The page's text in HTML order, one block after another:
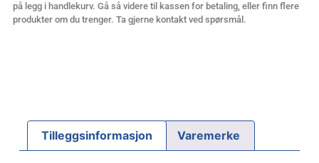
på legg i handlekurv. Gå så videre til kassen for betaling, eller finn flere
produkter om du trenger. Ta gjerne kontakt ved spørsmål.
Tilleggsinformasjon Varemerke